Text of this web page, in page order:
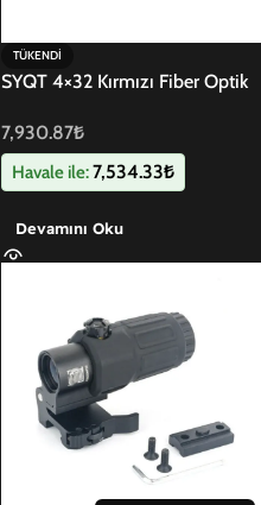
TÜKENDI
SYQT 4×32 Kırmızı Fiber Optik
7,930.87₺
Havale ile:7,534.33₺
Devamını Oku